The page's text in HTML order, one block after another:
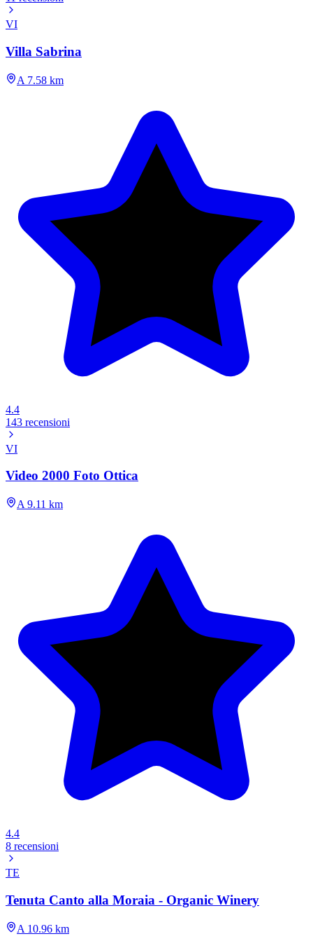
VI
Villa Sabrina
A 7.58 km
4.4
143 recensioni
VI
Video 2000 Foto Ottica
A 9.11 km
4.4
8 recensioni
TE
Tenuta Canto alla Moraia - Organic Winery
A 10.96 km